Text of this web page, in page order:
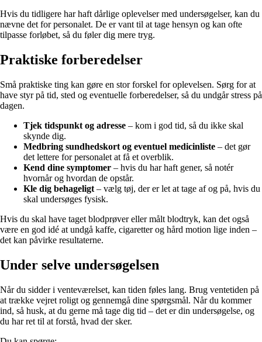
Hvis du tidligere har haft dårlige oplevelser med undersøgelser, kan du
nævne det for personalet. De er vant til at tage hensyn og kan ofte
tilpasse forløbet, så du føler dig mere tryg.
Praktiske forberedelser
Små praktiske ting kan gøre en stor forskel for oplevelsen. Sørg for at
have styr på tid, sted og eventuelle forberedelser, så du undgår stress på
dagen.
Tjek tidspunkt og adresse – kom i god tid, så du ikke skal
skynde dig.
Medbring sundhedskort og eventuel medicinliste – det gør
det lettere for personalet at få et overblik.
Kend dine symptomer – hvis du har haft gener, så notér
hvornår og hvordan de opstår.
Kle dig behageligt – vælg tøj, der er let at tage af og på, hvis du
skal undersøges fysisk.
Hvis du skal have taget blodprøver eller målt blodtryk, kan det også
være en god idé at undgå kaffe, cigaretter og hård motion lige inden –
det kan påvirke resultaterne.
Under selve undersøgelsen
Når du sidder i venteværelset, kan tiden føles lang. Brug ventetiden på
at trække vejret roligt og gennemgå dine spørgsmål. Når du kommer
ind, så husk, at du gerne må tage dig tid – det er din undersøgelse, og
du har ret til at forstå, hvad der sker.